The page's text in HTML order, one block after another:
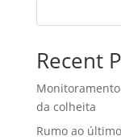
Recent
da colheita
Rumo ao